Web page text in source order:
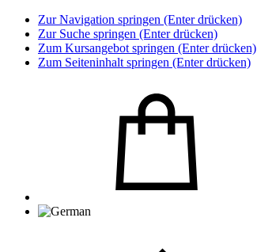
Zur Navigation springen (Enter drücken)
Zur Suche springen (Enter drücken)
Zum Kursangebot springen (Enter drücken)
Zum Seiteninhalt springen (Enter drücken)